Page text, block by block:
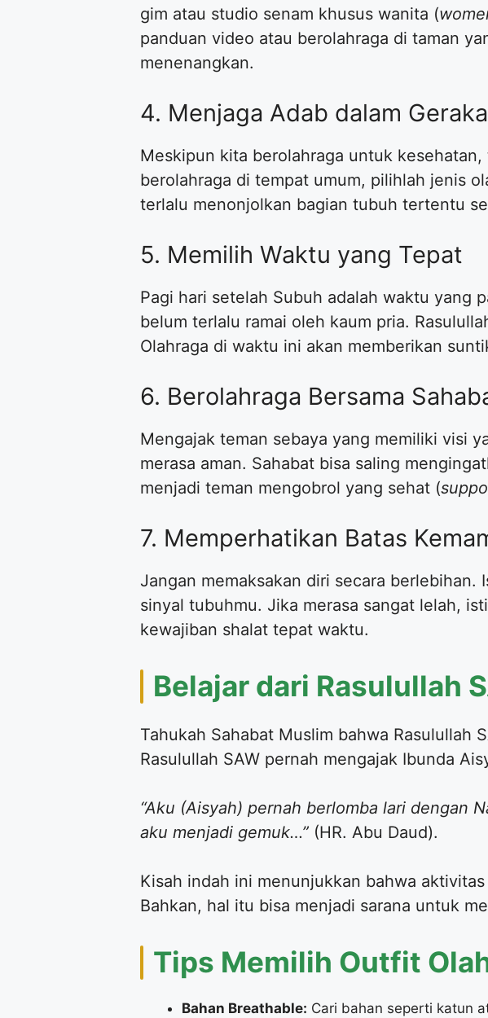
gim atau studio senam khusus wanita (
panduan video atau berolahraga di taman
menenangkan.
​4. Menjaga Adab dalam
​Meskipun kita berolahraga untuk
berolahraga di tempat umum, pilihlah jenis
terlalu menonjolkan bagian tubuh tertentu
​5. Memilih Waktu yang Tepat
​Pagi hari setelah Subuh adalah waktu yang
belum terlalu ramai oleh kaum pria.
Olahraga di waktu ini akan memberikan
​6. Berolahraga Bersama
​Mengajak teman sebaya yang memiliki visi
merasa aman. Sahabat bisa saling
menjadi teman mengobrol yang sehat (
​7. Memperhatikan Batas
​Jangan memaksakan diri secara berlebihan.
sinyal tubuhmu. Jika merasa sangat lelah,
kewajiban shalat tepat waktu.
​Belajar dari Rasulullah
​Tahukah Sahabat Muslim bahwa Rasulullah
Rasulullah SAW pernah mengajak Ibunda
“Aku (Aisyah) pernah berlomba lari dengan
aku menjadi gemuk…” (HR. Abu Daud).
​Kisah indah ini menunjukkan bahwa
Bahkan, hal itu bisa menjadi sarana untuk
​Tips Memilih Outfit
Bahan Breathable: Cari bahan seperti katun